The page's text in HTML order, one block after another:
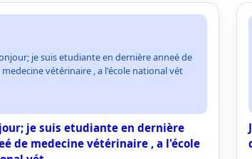
je suis etudiante en dernière anneé de
medecine vétérinaire , a l'école national vét
je suis etudiante en dernière
de medecine vétérinaire , a l'école